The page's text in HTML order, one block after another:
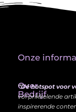
Over
Bedrijf
“Dé hotspot voor
vol prikkelende
inspirerende
Onze